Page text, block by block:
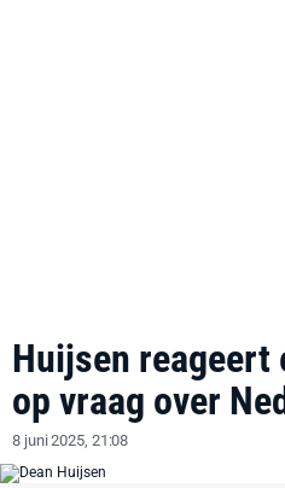
Huijsen reageert
op vraag over
8 juni 2025, 21:08